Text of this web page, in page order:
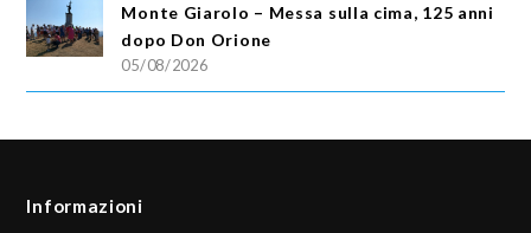
Monte Giarolo – Messa sulla cima, 125 anni
dopo Don Orione
05/08/2026
Informazioni